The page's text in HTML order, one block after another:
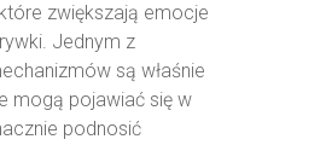
zwiększają emocje
Jednym z
są właśnie
mogą pojawiać się w
podnosić